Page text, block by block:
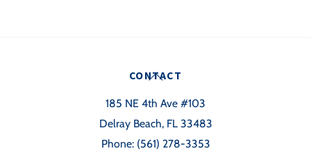
Back
CONTACT
185 NE 4th Ave #103
Delray Beach, FL 33483
Phone: (561) 278-3353